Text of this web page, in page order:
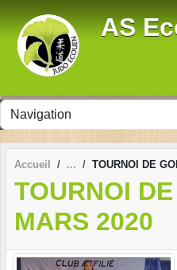
AS
Accueil TOURNOI DE
TOURNOI
MARS 2020